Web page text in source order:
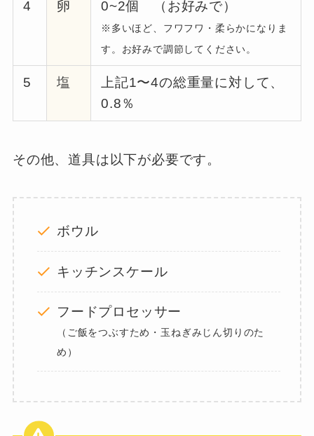
4 卵 0~2個 （お好みで）
※多いほど、フワフワ・柔らかになりま
す。お好みで調節してください。
5 塩
上記1〜4の総重量に対して、
0.8％
その他、道具は以下が必要です。
ボウル
キッチンスケール
フードプロセッサー
（ご飯をつぶすため・玉ねぎみじん切りのた
め）